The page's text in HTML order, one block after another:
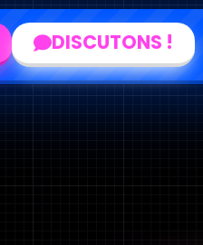
DISCUTONS !